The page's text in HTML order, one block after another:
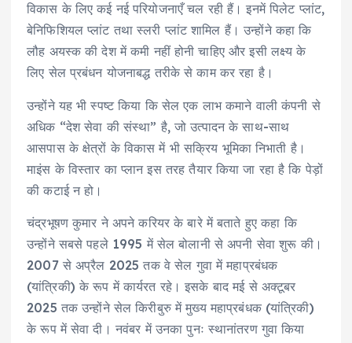
विकास के लिए कई नई परियोजनाएँ चल रही हैं। इनमें पिलेट प्लांट,
बेनिफिशियल प्लांट तथा स्लरी प्लांट शामिल हैं। उन्होंने कहा कि
लौह अयस्क की देश में कमी नहीं होनी चाहिए और इसी लक्ष्य के
लिए सेल प्रबंधन योजनाबद्ध तरीके से काम कर रहा है।
उन्होंने यह भी स्पष्ट किया कि सेल एक लाभ कमाने वाली कंपनी से
अधिक “देश सेवा की संस्था” है, जो उत्पादन के साथ-साथ
आसपास के क्षेत्रों के विकास में भी सक्रिय भूमिका निभाती है।
माइंस के विस्तार का प्लान इस तरह तैयार किया जा रहा है कि पेड़ों
की कटाई न हो।
चंद्रभूषण कुमार ने अपने करियर के बारे में बताते हुए कहा कि
उन्होंने सबसे पहले 1995 में सेल बोलानी से अपनी सेवा शुरू की।
2007 से अप्रैल 2025 तक वे सेल गुवा में महाप्रबंधक
(यांत्रिकी) के रूप में कार्यरत रहे। इसके बाद मई से अक्टूबर
2025 तक उन्होंने सेल किरीबुरु में मुख्य महाप्रबंधक (यांत्रिकी)
के रूप में सेवा दी। नवंबर में उनका पुनः स्थानांतरण गुवा किया